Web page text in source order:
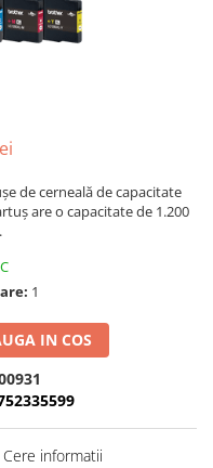
de cerneală de capacitate
are o capacitate de 1.200
1
IN COS
informatii